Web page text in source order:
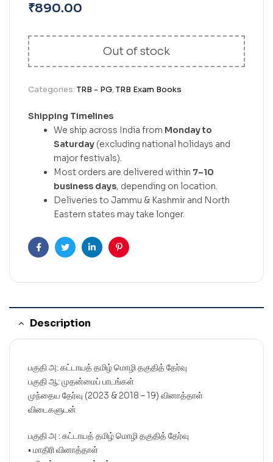
₹890.00
Out of stock
Categories:TRB - PG,TRB Exam Books
Shipping Timelines
We ship across India from Monday to
Saturday (excluding national holidays and
major festivals).
Most orders are delivered within 7–10
business days, depending on location.
Deliveries to Jammu & Kashmir and North
Eastern states may take longer.
FacebookTwitterLinkedinPinterest
Description
பகுதி அ: கட்டாயத் தமிழ் மொழி தகுதித் தேர்வு
பகுதி ஆ: முதன்மைப் பாடங்கள்
முந்தைய தேர்வு (2023 & 2018 – 19) வினாத்தாள்
விடைகளுடன்
பகுதி அ : கட்டாயத் தமிழ் மொழி தகுதித் தேர்வு
• மாதிரி வினாத்தாள்